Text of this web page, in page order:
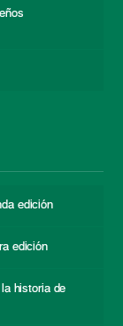
edición
edición
historia de